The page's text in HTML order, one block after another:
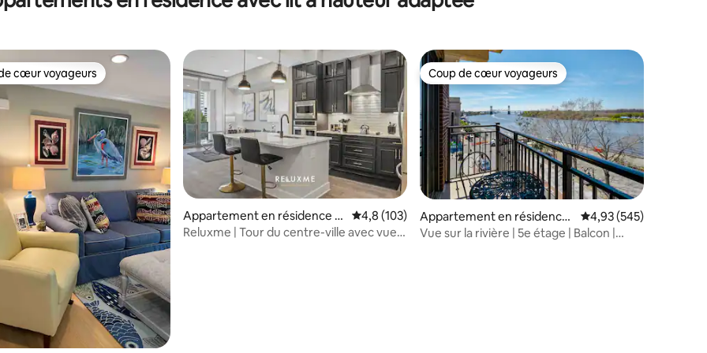
base de 135 commentaires : 4,89 sur 5
cœur voyageurs les plus appréciés
cœur voyageurs
Appartement en résidence ⋅
Charlotte
Évaluation moyenne sur la base de 103 commentaires : 4,8 sur 5
4,8 (103)
Reluxme | Tour du centre-ville avec vues
Coup de cœur voyageurs
Coup de cœur voyageurs
Appartement en résidence
⋅ Wilmington
Évaluation moyenne
4,93 (545)
Vue sur la rivière | 5e étage | Balcon |